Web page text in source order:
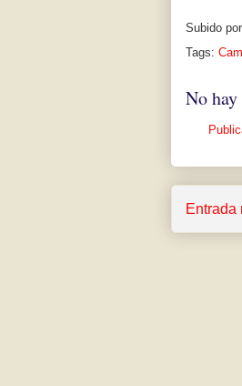
Subido por
Tags:
No
Entrada